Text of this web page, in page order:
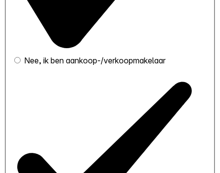
Nee, ik ben aankoop-/verkoopmakelaar